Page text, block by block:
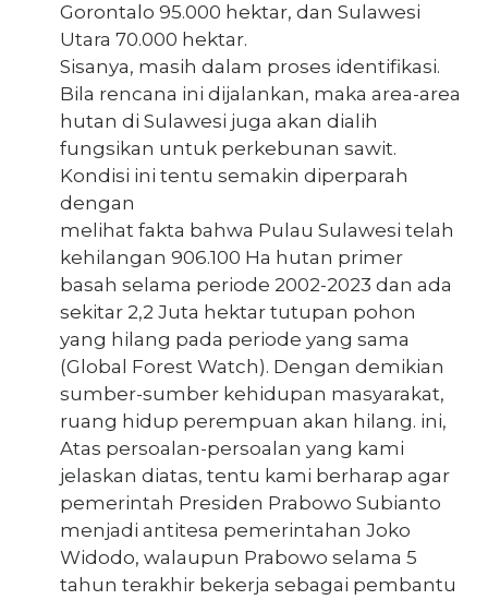
Gorontalo 95.000 hektar, dan Sulawesi
Utara 70.000 hektar.
Sisanya, masih dalam proses identifikasi.
Bila rencana ini dijalankan, maka area-area
hutan di Sulawesi juga akan dialih
fungsikan untuk perkebunan sawit.
Kondisi ini tentu semakin diperparah
dengan
melihat fakta bahwa Pulau Sulawesi telah
kehilangan 906.100 Ha hutan primer
basah selama periode 2002-2023 dan ada
sekitar 2,2 Juta hektar tutupan pohon
yang hilang pada periode yang sama
(Global Forest Watch). Dengan demikian
sumber-sumber kehidupan masyarakat,
ruang hidup perempuan akan hilang. ini,
Atas persoalan-persoalan yang kami
jelaskan diatas, tentu kami berharap agar
pemerintah Presiden Prabowo Subianto
menjadi antitesa pemerintahan Joko
Widodo, walaupun Prabowo selama 5
tahun terakhir bekerja sebagai pembantu